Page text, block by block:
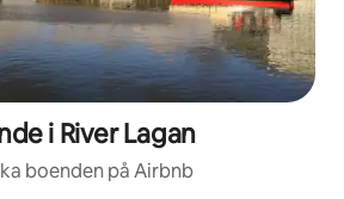
i River Lagan
boenden på Airbnb